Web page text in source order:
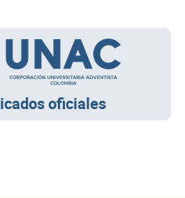
oficiales